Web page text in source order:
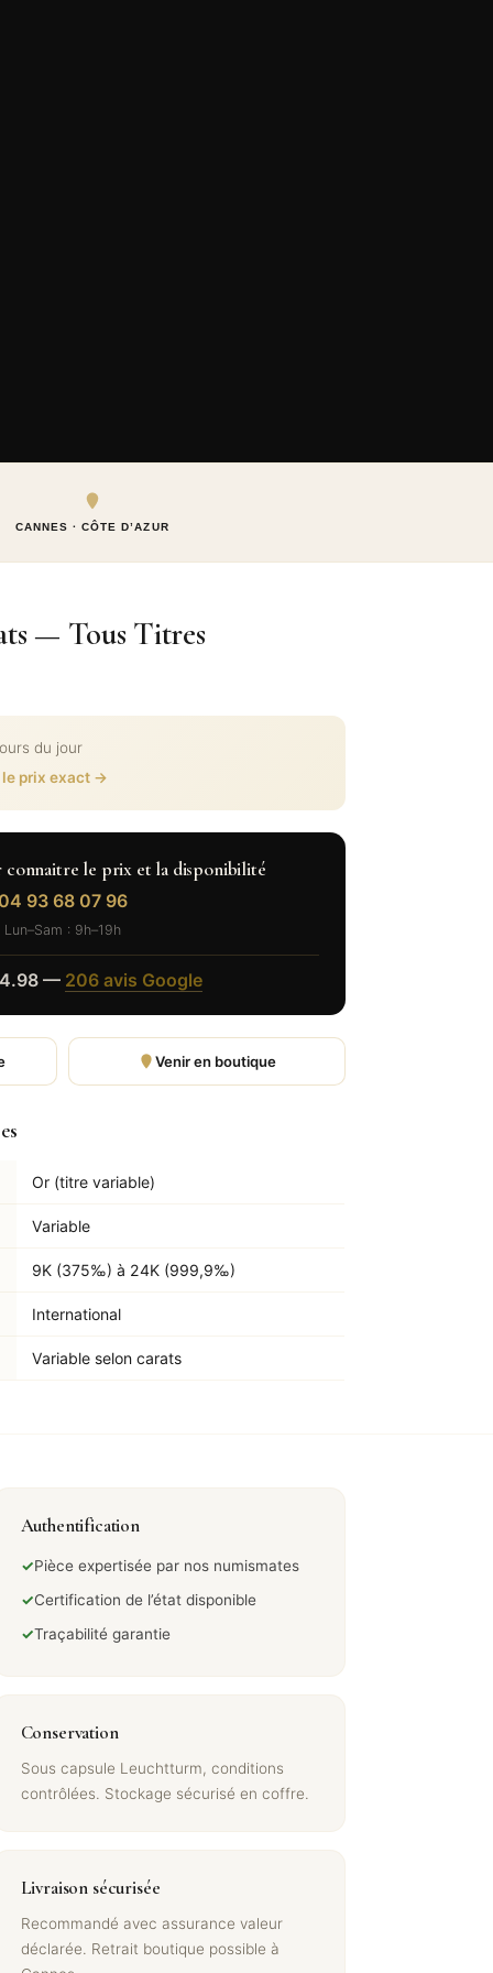
CANNES · CÔTE D’AZUR
— Tous Titres
du jour
le prix exact →
connaitre le prix et la disponibilité
04 93 68 07 96
Lun–Sam : 9h–19h
4.98 — 206 avis Google
Venir en boutique
Or (titre variable)
Variable
9K (375‰) à 24K (999,9‰)
International
Variable selon carats
Authentification
✓Pièce expertisée par nos numismates
✓Certification de l’état disponible
✓Traçabilité garantie
Conservation
Sous capsule Leuchtturm, conditions
contrôlées. Stockage sécurisé en coffre.
Livraison sécurisée
Recommandé avec assurance valeur
déclarée. Retrait boutique possible à